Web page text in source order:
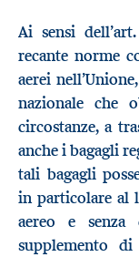
Ai sensi
recante norme
aerei
nazionale che
circostanze, a
anche i bagagli
tali bagagli
in particolare al
aereo e senza
supplemento